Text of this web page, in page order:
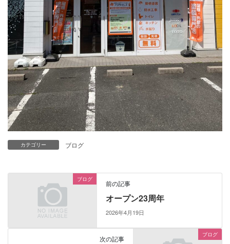
カテゴリー ブログ
ブログ 前の記事
オープン23周年
2026年4月19日
ブログ
次の記事